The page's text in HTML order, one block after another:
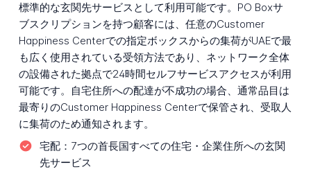
標準的な玄関先サービスとして利用可能です。PO Boxサ
ブスクリプションを持つ顧客には、任意のCustomer
Happiness Centerでの指定ボックスからの集荷がUAEで最
も広く使用されている受領方法であり、ネットワーク全体
の設備された拠点で24時間セルフサービスアクセスが利用
可能です。自宅住所への配達が不成功の場合、通常品目は
最寄りのCustomer Happiness Centerで保管され、受取人
に集荷のため通知されます。
宅配： 7つの首長国すべての住宅・企業住所への玄関
先サービス